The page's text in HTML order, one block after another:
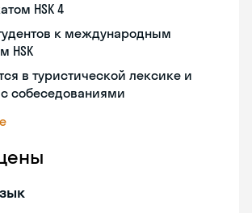
HSK 4
к международным
HSK
в туристической лексике и
собеседованиями